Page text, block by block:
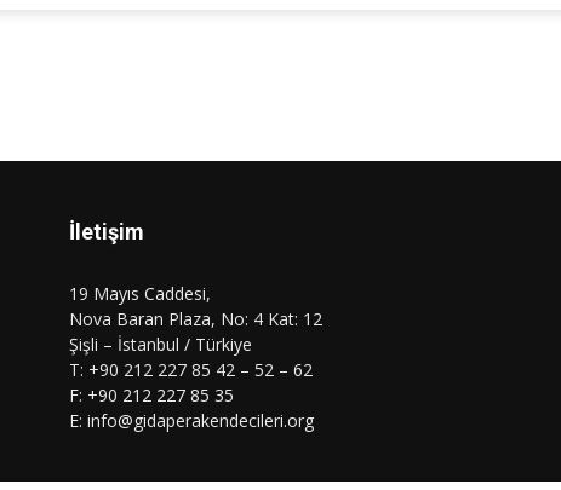
İletişim
19 Mayıs Caddesi,
Nova Baran Plaza, No: 4 Kat: 12
Şişli – İstanbul / Türkiye
T: +90 212 227 85 42 – 52 – 62
F: +90 212 227 85 35
E: info@gidaperakendecileri.org